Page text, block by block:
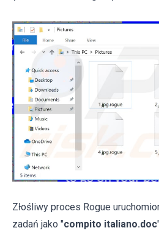
Złośliwy proces Rogue
zadań jako "compito italiano.doc